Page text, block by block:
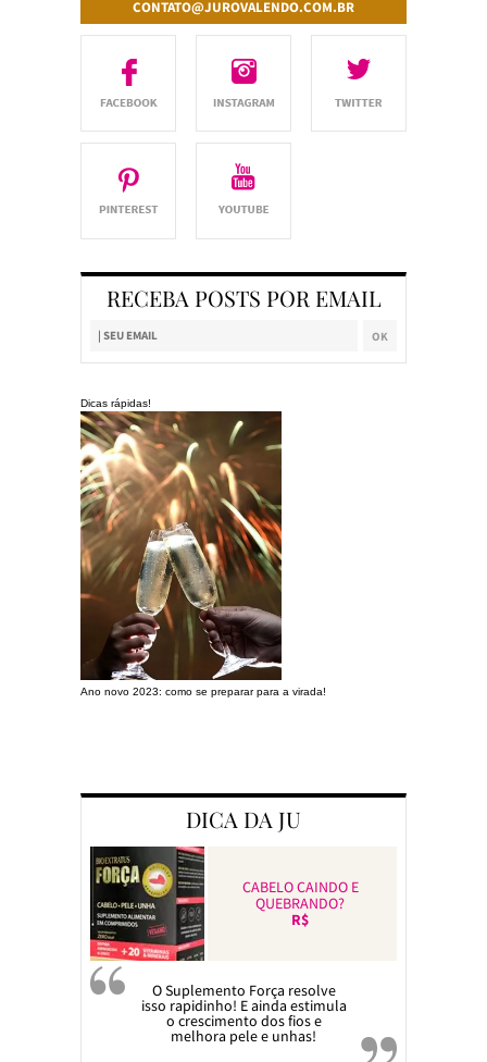
CONTATO@JUROVALENDO.COM.BR
RECEBA POSTS POR EMAIL
Dicas rápidas!
Ano novo 2023: como se preparar para a virada!
DICA DA JU
CABELO CAINDO E
QUEBRANDO?
R$
O Suplemento Força resolve
isso rapidinho! E ainda estimula
o crescimento dos fios e
melhora pele e unhas!